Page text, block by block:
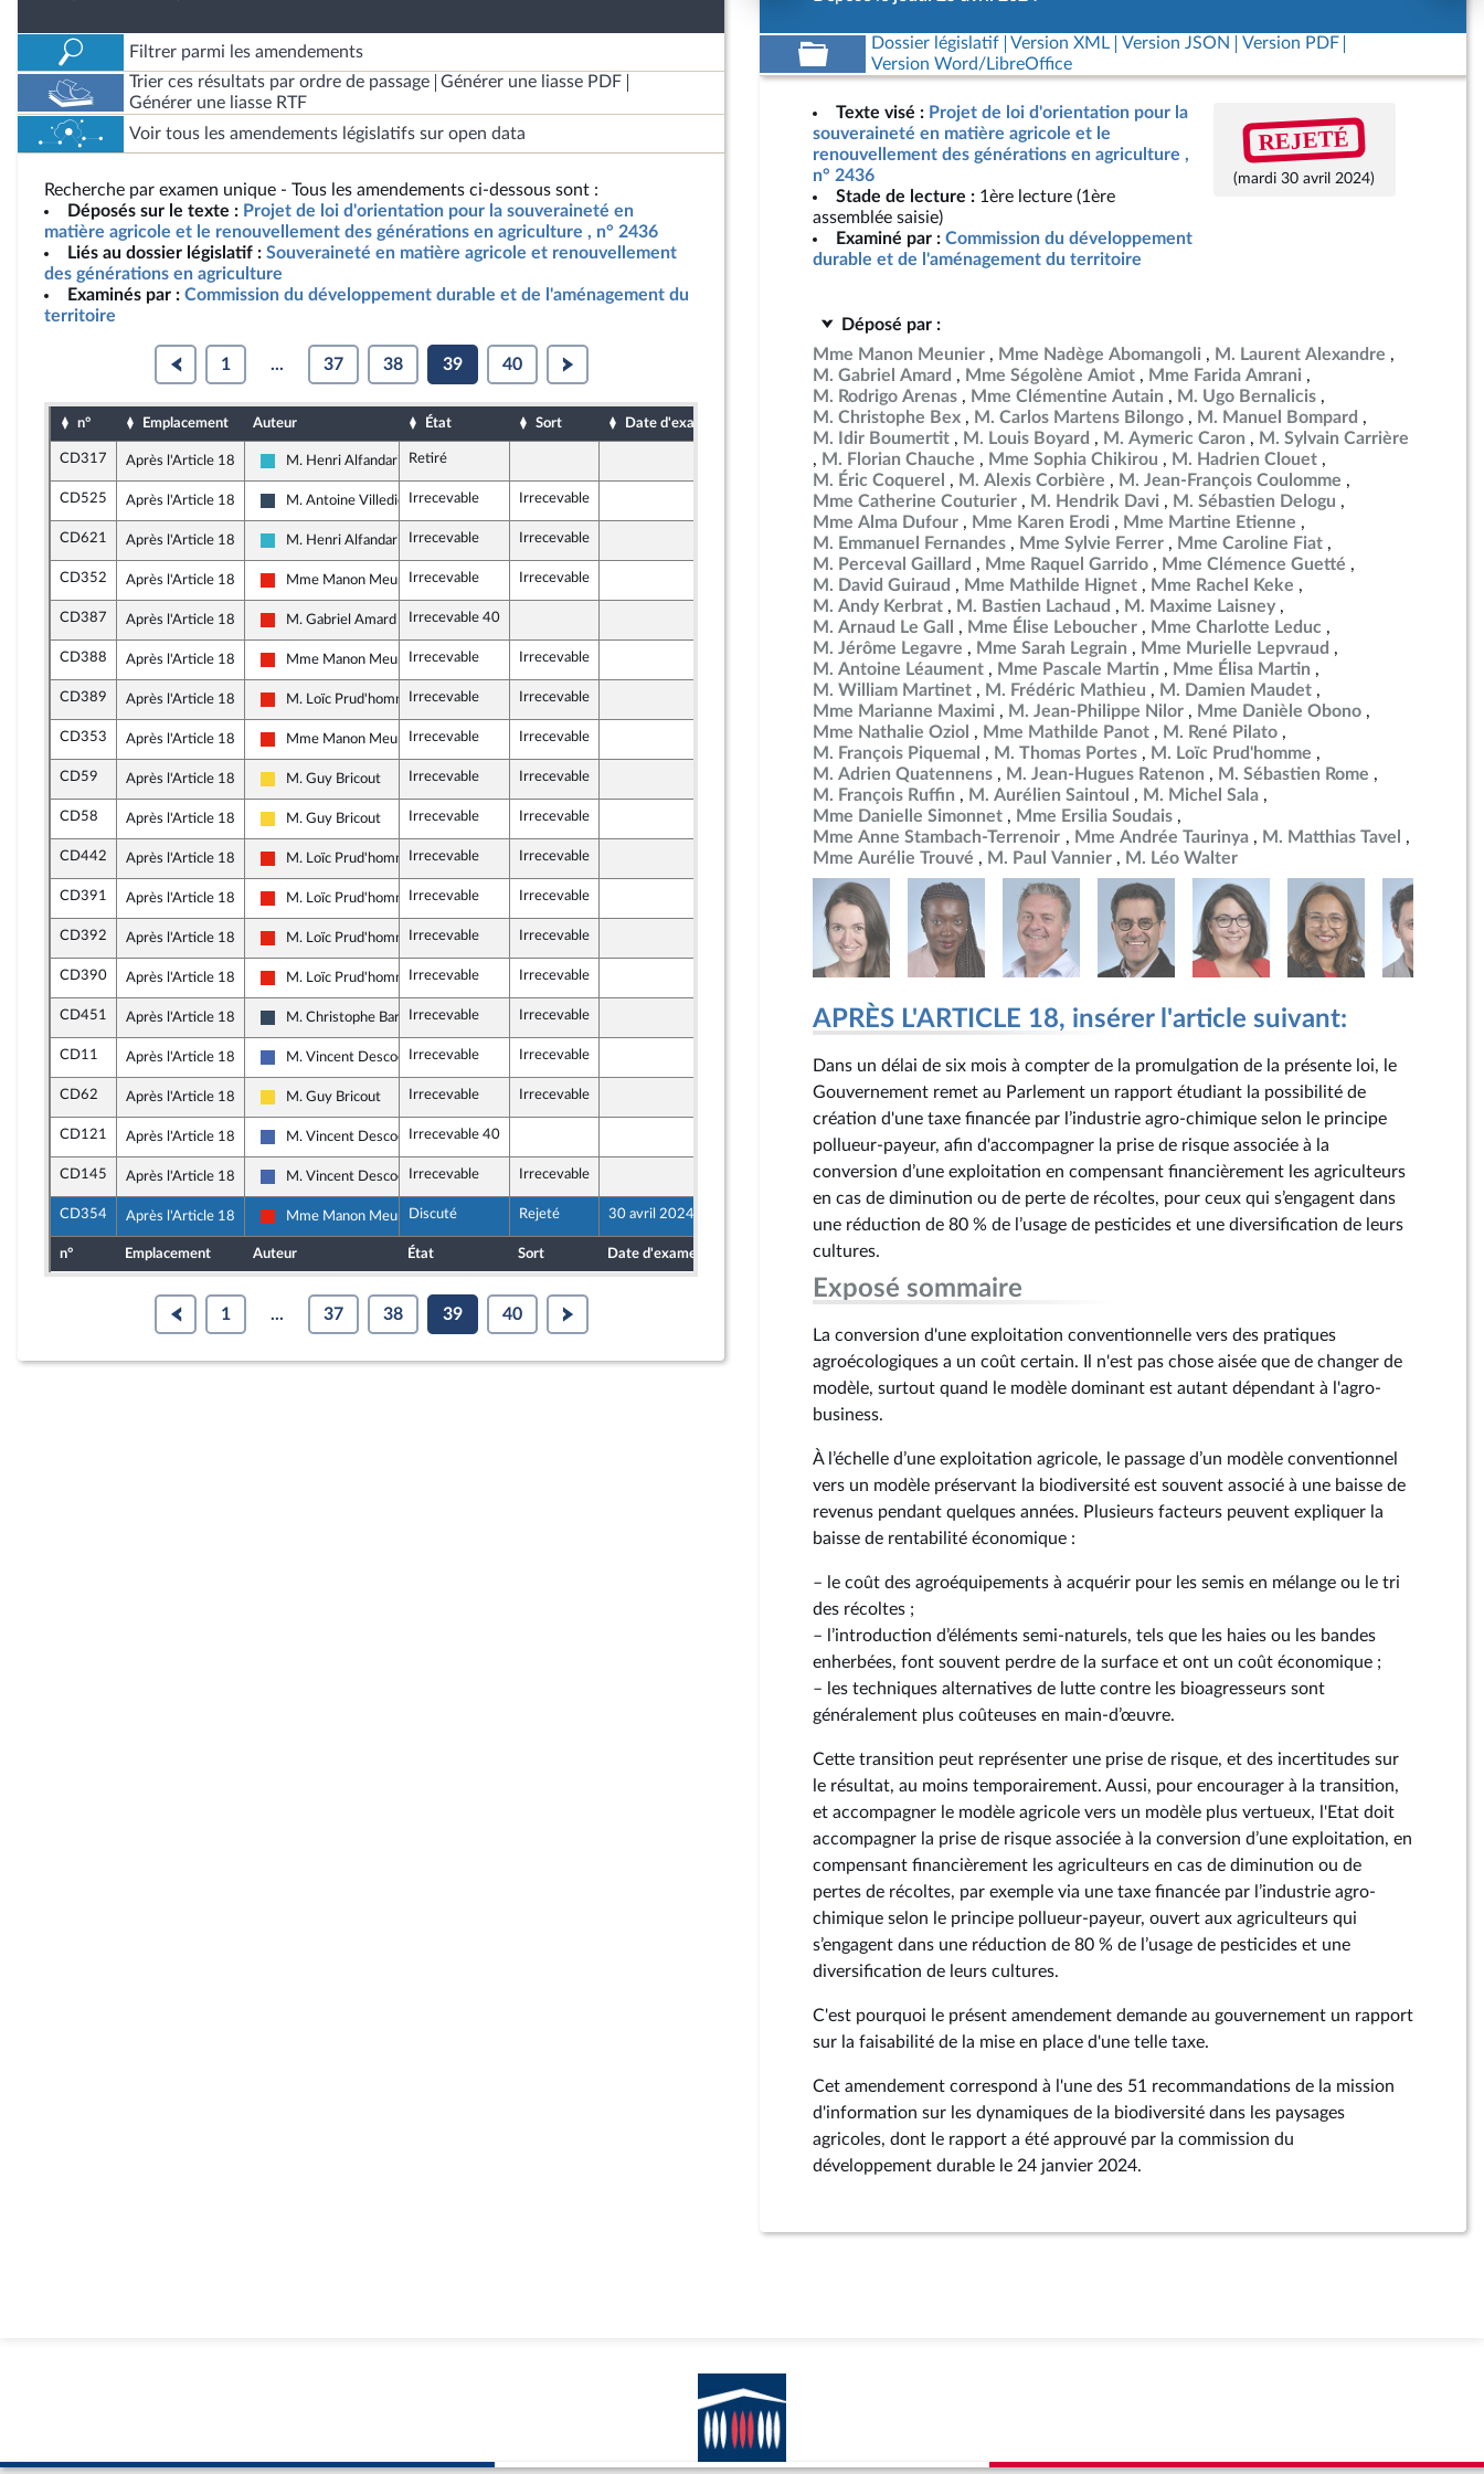
Filtrer parmi les amendements
Trier ces résultats par ordre de passage
Générer une liasse PDF
Générer une liasse RTF
Voir tous les amendements législatifs sur open data
Recherche par examen unique - Tous les amendements ci-dessous sont :
Déposés sur le texte : Projet de loi d'orientation pour la souveraineté en
matière agricole et le renouvellement des générations en agriculture , n° 2436
Liés au dossier législatif : Souveraineté en matière agricole et renouvellement
des générations en agriculture
Examinés par : Commission du développement durable et de l'aménagement du
territoire
1 ... 37 38 39 40
n° Emplacement Auteur État Sort Date d'examen Date de dépôt
CD317 Après l'Article 18
Horizons et apparentés
M. Henri Alfandari Retiré 25 avril 2024
CD525 Après l'Article 18
Rassemblement National
M. Antoine VilledieuIrrecevable Irrecevable 25 avril 2024
CD621 Après l'Article 18
Horizons et apparentés
M. Henri Alfandari Irrecevable Irrecevable 25 avril 2024
CD352 Après l'Article 18
La France insoumise - Nouvelle Union Populaire écologique et sociale
Mme Manon MeunierIrrecevable Irrecevable 25 avril 2024
CD387 Après l'Article 18
La France insoumise - Nouvelle Union Populaire écologique et sociale
M. Gabriel Amard Irrecevable 40 25 avril 2024
CD388 Après l'Article 18
La France insoumise - Nouvelle Union Populaire écologique et sociale
Mme Manon MeunierIrrecevable Irrecevable 25 avril 2024
CD389 Après l'Article 18
La France insoumise - Nouvelle Union Populaire écologique et sociale
M. Loïc Prud'hommeIrrecevable Irrecevable 25 avril 2024
CD353 Après l'Article 18
La France insoumise - Nouvelle Union Populaire écologique et sociale
Mme Manon MeunierIrrecevable Irrecevable 25 avril 2024
CD59 Après l'Article 18
Libertés, Indépendants, Outre-mer et Territoires
M. Guy Bricout Irrecevable Irrecevable 23 avril 2024
CD58 Après l'Article 18
Libertés, Indépendants, Outre-mer et Territoires
M. Guy Bricout Irrecevable Irrecevable 23 avril 2024
CD442 Après l'Article 18
La France insoumise - Nouvelle Union Populaire écologique et sociale
M. Loïc Prud'hommeIrrecevable Irrecevable 25 avril 2024
CD391 Après l'Article 18
La France insoumise - Nouvelle Union Populaire écologique et sociale
M. Loïc Prud'hommeIrrecevable Irrecevable
CD392 Après l'Article 18
La France insoumise - Nouvelle Union Populaire écologique et sociale
M. Loïc Prud'hommeIrrecevable Irrecevable 25 avril 2024
CD390 Après l'Article 18
La France insoumise - Nouvelle Union Populaire écologique et sociale
M. Loïc Prud'hommeIrrecevable Irrecevable 25 avril 2024
CD451 Après l'Article 18
Rassemblement National
M. Christophe BarthèsIrrecevable Irrecevable 25 avril 2024
CD11 Après l'Article 18
Les Républicains
M. Vincent DescoeurIrrecevable Irrecevable
CD62 Après l'Article 18
Libertés, Indépendants, Outre-mer et Territoires
M. Guy Bricout Irrecevable Irrecevable 23 avril 2024
CD121 Après l'Article 18
Les Républicains
M. Vincent DescoeurIrrecevable 40
CD145 Après l'Article 18
Les Républicains
M. Vincent DescoeurIrrecevable Irrecevable 24 avril 2024
CD354 Après l'Article 18
La France insoumise - Nouvelle Union Populaire écologique et sociale
Mme Manon MeunierDiscuté Rejeté 30 avril 2024
n° Emplacement Auteur État Sort Date d'examen Date de dépôt
1 ... 37 38 39 40
Dossier législatif Version XML Version JSON
Version PDF
Version Word/LibreOffice
Texte visé : Projet de loi d'orientation pour la
souveraineté en matière agricole et le
renouvellement des générations en agriculture ,
n° 2436
Stade de lecture : 1ère lecture (1ère
assemblée saisie)
Examiné par : Commission du développement
durable et de l'aménagement du territoire
REJETÉ
(mardi 30 avril 2024)
Déposé par :
Mme Manon Meunier
Mme Nadège Abomangoli
M. Laurent Alexandre
M. Gabriel Amard
Mme Ségolène Amiot
Mme Farida Amrani
M. Rodrigo Arenas
Mme Clémentine Autain
M. Ugo Bernalicis
M. Christophe Bex
M. Carlos Martens Bilongo
M. Manuel Bompard
M. Idir Boumertit
M. Louis Boyard M. Aymeric Caron
M. Sylvain Carrière
M. Florian Chauche
Mme Sophia Chikirou
M. Hadrien Clouet
M. Éric Coquerel
M. Alexis Corbière
M. Jean-François Coulomme
Mme Catherine Couturier
M. Hendrik Davi
M. Sébastien Delogu
Mme Alma Dufour
Mme Karen Erodi
Mme Martine Etienne
M. Emmanuel Fernandes
Mme Sylvie Ferrer
Mme Caroline Fiat
M. Perceval Gaillard
Mme Raquel Garrido
Mme Clémence Guetté
M. David Guiraud
Mme Mathilde Hignet
Mme Rachel Keke
M. Andy Kerbrat
M. Bastien Lachaud
M. Maxime Laisney
M. Arnaud Le Gall
Mme Élise Leboucher
Mme Charlotte Leduc
M. Jérôme Legavre
Mme Sarah Legrain
Mme Murielle Lepvraud
M. Antoine Léaument
Mme Pascale Martin
Mme Élisa Martin
M. William Martinet
M. Frédéric Mathieu
M. Damien Maudet
Mme Marianne Maximi
M. Jean-Philippe Nilor
Mme Danièle Obono
Mme Nathalie Oziol
Mme Mathilde Panot
M. René Pilato
M. François Piquemal
M. Thomas Portes
M. Loïc Prud'homme
M. Adrien Quatennens
M. Jean-Hugues Ratenon
M. Sébastien Rome
M. François Ruffin
M. Aurélien Saintoul
M. Michel Sala
Mme Danielle Simonnet
Mme Ersilia Soudais
Mme Anne Stambach-Terrenoir
Mme Andrée Taurinya
M. Matthias Tavel
Mme Aurélie Trouvé
M. Paul Vannier M. Léo Walter
APRÈS L'ARTICLE 18, insérer l'article suivant:
Dans un délai de six mois à compter de la promulgation de la présente loi, le
Gouvernement remet au Parlement un rapport étudiant la possibilité de
création d'une taxe financée par l’industrie agro-chimique selon le principe
pollueur-payeur, afin d'accompagner la prise de risque associée à la
conversion d’une exploitation en compensant financièrement les agriculteurs
en cas de diminution ou de perte de récoltes, pour ceux qui s’engagent dans
une réduction de 80 % de l’usage de pesticides et une diversification de leurs
cultures.
Exposé sommaire
La conversion d'une exploitation conventionnelle vers des pratiques
agroécologiques a un coût certain. Il n'est pas chose aisée que de changer de
modèle, surtout quand le modèle dominant est autant dépendant à l'agro-
business.
À l’échelle d’une exploitation agricole, le passage d’un modèle conventionnel
vers un modèle préservant la biodiversité est souvent associé à une baisse de
revenus pendant quelques années. Plusieurs facteurs peuvent expliquer la
baisse de rentabilité économique :
– le coût des agroéquipements à acquérir pour les semis en mélange ou le tri
des récoltes ;
– l’introduction d’éléments semi-naturels, tels que les haies ou les bandes
enherbées, font souvent perdre de la surface et ont un coût économique ;
– les techniques alternatives de lutte contre les bioagresseurs sont
généralement plus coûteuses en main-d’œuvre.
Cette transition peut représenter une prise de risque, et des incertitudes sur
le résultat, au moins temporairement. Aussi, pour encourager à la transition,
et accompagner le modèle agricole vers un modèle plus vertueux, l'Etat doit
accompagner la prise de risque associée à la conversion d’une exploitation, en
compensant financièrement les agriculteurs en cas de diminution ou de
pertes de récoltes, par exemple via une taxe financée par l’industrie agro-
chimique selon le principe pollueur-payeur, ouvert aux agriculteurs qui
s’engagent dans une réduction de 80 % de l’usage de pesticides et une
diversification de leurs cultures.
C'est pourquoi le présent amendement demande au gouvernement un rapport
sur la faisabilité de la mise en place d'une telle taxe.
Cet amendement correspond à l'une des 51 recommandations de la mission
d'information sur les dynamiques de la biodiversité dans les paysages
agricoles, dont le rapport a été approuvé par la commission du
développement durable le 24 janvier 2024.